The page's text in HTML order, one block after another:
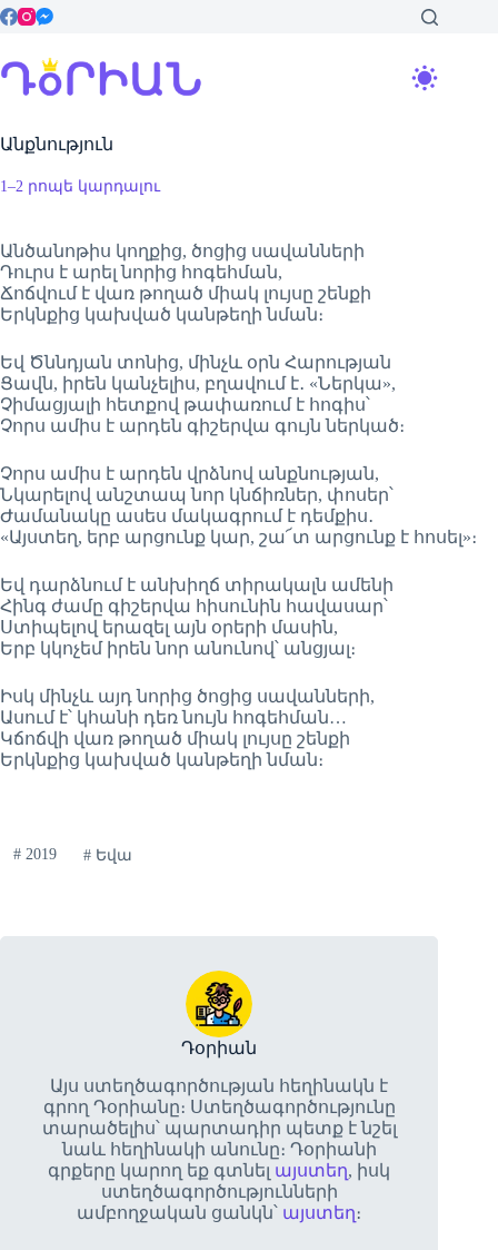
Skip
to
Անքնություն
1–2 րոպե կարդալու
Անծանոթիս կողքից, ծոցից սավանների
Դուրս է արել նորից հոգեհման,
Ճոճվում է վառ թողած միակ լույսը շենքի
Երկնքից կախված կանթեղի նման։
Եվ Ծննդյան տոնից, մինչև օրն Հարության
Ցավն, իրեն կանչելիս, բղավում է․ «Ներկա»,
Չիմացյալի հետքով թափառում է հոգիս՝
Չորս ամիս է արդեն գիշերվա գույն ներկած։
Չորս ամիս է արդեն վրձնով անքնության,
Նկարելով անշտապ նոր կնճիռներ, փոսեր՝
Ժամանակը ասես մակագրում է դեմքիս․
«Այստեղ, երբ արցունք կար, շա՜տ արցունք է հոսել»։
Եվ դարձնում է անխիղճ տիրակալն ամենի
Հինգ ժամը գիշերվա հիսունին հավասար՝
Ստիպելով երազել այն օրերի մասին,
Երբ կկոչեմ իրեն նոր անունով՝ անցյալ։
Իսկ մինչև այդ նորից ծոցից սավանների,
Ասում է՝ կհանի դեռ նույն հոգեհման…
Կճոճվի վառ թողած միակ լույսը շենքի
Երկնքից կախված կանթեղի նման։
#2019 #Եվա
Դօրիան
Այս ստեղծագործության հեղինակն է
գրող Դօրիանը։ Ստեղծագործությունը
տարածելիս՝ պարտադիր պետք է նշել
նաև հեղինակի անունը։ Դօրիանի
գրքերը կարող եք գտնել այստեղ, իսկ
ստեղծագործությունների
ամբողջական ցանկն՝ այստեղ։